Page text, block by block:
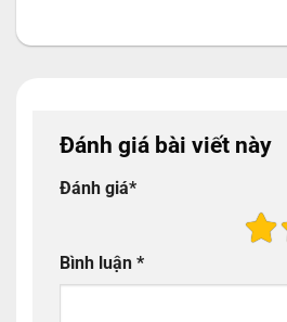
Đánh giá bài viết này
Đánh giá*
Bình luận *